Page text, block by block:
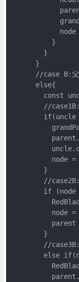
node
          }
        }
      }
//case B:父
      else{
const
//case1B:
if(uncle
node =
        }
//case2B:
if (node
node =
parent
        }
//case3B:
else